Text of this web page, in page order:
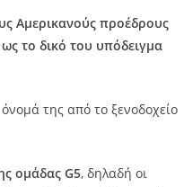
Αμερικανούς προέδρους
το δικό του υπόδειγμα
της από το ξενοδοχείο
ομάδας G5, δηλαδή οι